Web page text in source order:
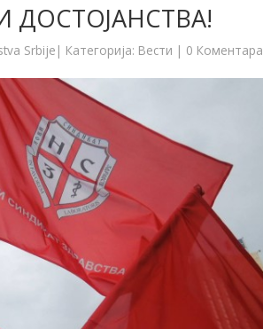
ДОСТОЈАНСТВА!
Srbije | Категорија: Вести | 0 Коментара